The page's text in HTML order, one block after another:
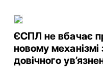
ЄСПЛ не вбачає
новому механізмі
довічного